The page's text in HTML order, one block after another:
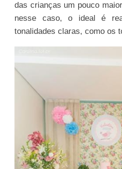
das crianças um pouco
nesse caso, o ideal é
tonalidades claras, como os